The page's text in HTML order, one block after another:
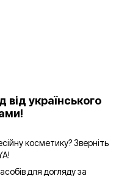
від українського
косметику? Зверніть
для догляду за